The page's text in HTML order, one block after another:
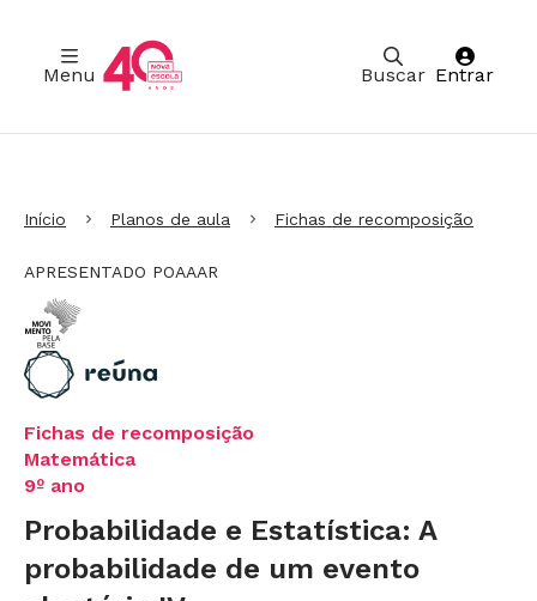
Buscar
Menu Entrar
Início Planos de aula Fichas de recomposição
APRESENTADO POAAAR
Fichas de recomposição
Matemática
9º ano
Probabilidade e Estatística: A
probabilidade de um evento